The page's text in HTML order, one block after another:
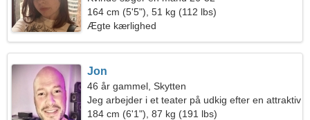
164 cm (5'5"), 51 kg (112 lbs)
Ægte kærlighed
Jon
46 år gammel, Skytten
Jeg arbejder i et teater på udkig efter en attraktiv
kvinde
184 cm (6'1"), 87 kg (191 lbs)